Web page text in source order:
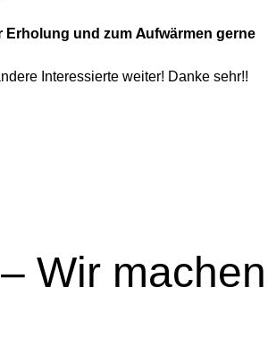
Erholung und zum Aufwärmen gerne
Interessierte weiter! Danke sehr!!
Wir machen